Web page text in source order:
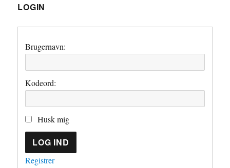
LOGIN
Brugernavn:
Kodeord:
Husk mig
LOG IND
Registrer